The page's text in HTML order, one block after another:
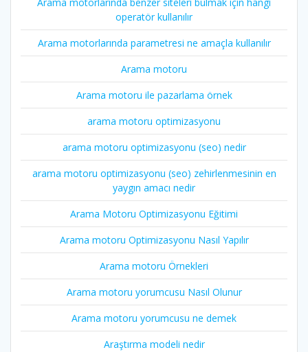
operatör kullanılır
Arama motorlarında parametresi ne amaçla kullanılır
Arama motoru
Arama motoru ile pazarlama örnek
arama motoru optimizasyonu
arama motoru optimizasyonu (seo) nedir
arama motoru optimizasyonu (seo) zehirlenmesinin en
yaygın amacı nedir
Arama Motoru Optimizasyonu Eğitimi
Arama motoru Optimizasyonu Nasıl Yapılır
Arama motoru Örnekleri
Arama motoru yorumcusu Nasıl Olunur
Arama motoru yorumcusu ne demek
Araştırma modeli nedir